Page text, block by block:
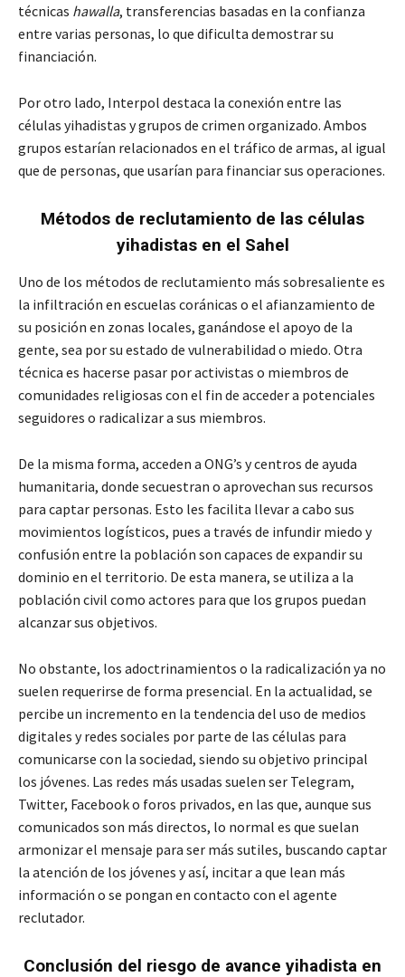
técnicas hawalla, transferencias basadas en la confianza
entre varias personas, lo que dificulta demostrar su
financiación.
Por otro lado, Interpol destaca la conexión entre las
células yihadistas y grupos de crimen organizado. Ambos
grupos estarían relacionados en el tráfico de armas, al igual
que de personas, que usarían para financiar sus operaciones.
Métodos de reclutamiento de las células
yihadistas en el Sahel
Uno de los métodos de reclutamiento más sobresaliente es
la infiltración en escuelas coránicas o el afianzamiento de
su posición en zonas locales, ganándose el apoyo de la
gente, sea por su estado de vulnerabilidad o miedo. Otra
técnica es hacerse pasar por activistas o miembros de
comunidades religiosas con el fin de acceder a potenciales
seguidores o radicalizar a sus miembros.
De la misma forma, acceden a ONG’s y centros de ayuda
humanitaria, donde secuestran o aprovechan sus recursos
para captar personas. Esto les facilita llevar a cabo sus
movimientos logísticos, pues a través de infundir miedo y
confusión entre la población son capaces de expandir su
dominio en el territorio. De esta manera, se utiliza a la
población civil como actores para que los grupos puedan
alcanzar sus objetivos.
No obstante, los adoctrinamientos o la radicalización ya no
suelen requerirse de forma presencial. En la actualidad, se
percibe un incremento en la tendencia del uso de medios
digitales y redes sociales por parte de las células para
comunicarse con la sociedad, siendo su objetivo principal
los jóvenes. Las redes más usadas suelen ser Telegram,
Twitter, Facebook o foros privados, en las que, aunque sus
comunicados son más directos, lo normal es que suelan
armonizar el mensaje para ser más sutiles, buscando captar
la atención de los jóvenes y así, incitar a que lean más
información o se pongan en contacto con el agente
reclutador.
Conclusión del riesgo de avance yihadista en